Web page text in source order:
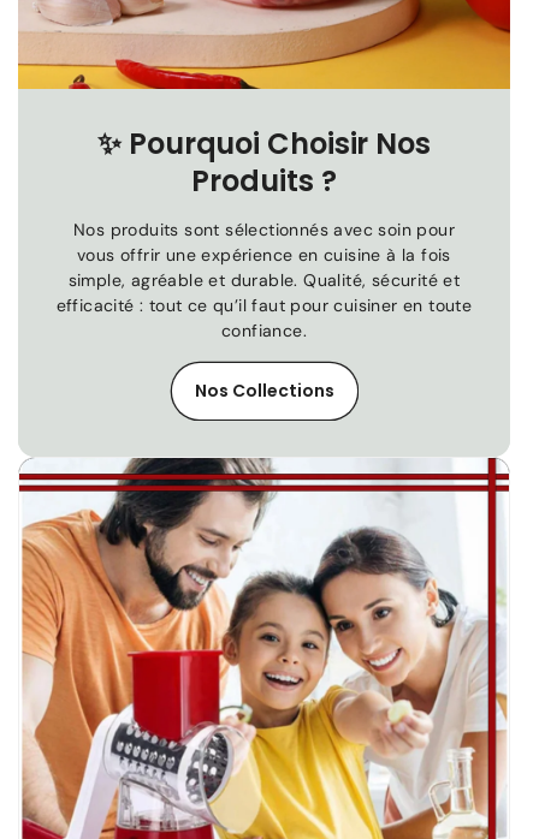
✨ Pourquoi Choisir Nos
Produits ?
Nos produits sont sélectionnés avec soin pour
vous offrir une expérience en cuisine à la fois
simple, agréable et durable. Qualité, sécurité et
efficacité : tout ce qu’il faut pour cuisiner en toute
confiance.
Nos Collections